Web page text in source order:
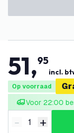
51,95
incl.
Op voorraad
Voor 22:00
Verminder
- +